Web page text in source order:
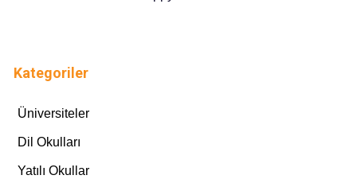
Kategoriler
Üniversiteler
Dil Okulları
Yatılı Okullar